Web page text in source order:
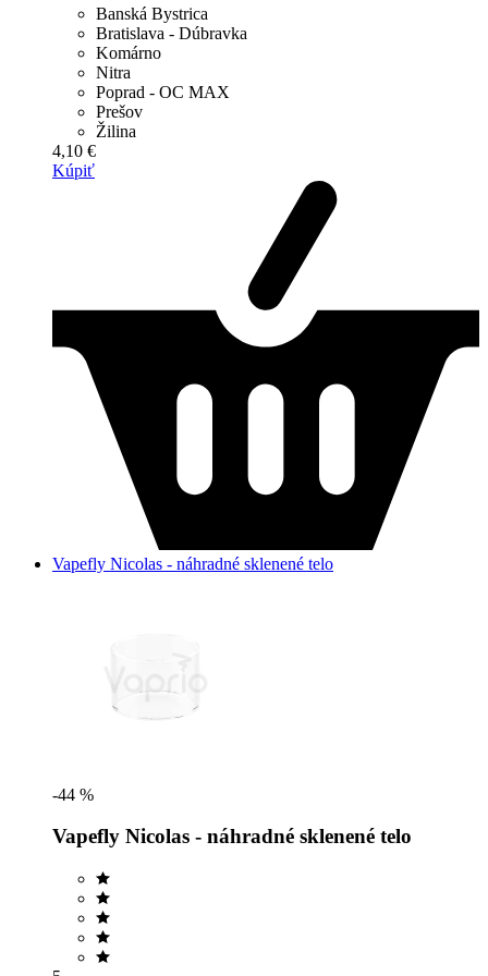
Banská Bystrica
Bratislava - Dúbravka
Komárno
Nitra
Poprad - OC MAX
Prešov
Žilina
4,10 €
Kúpiť
Vapefly Nicolas - náhradné sklenené telo
-44 %
Vapefly Nicolas - náhradné sklenené telo